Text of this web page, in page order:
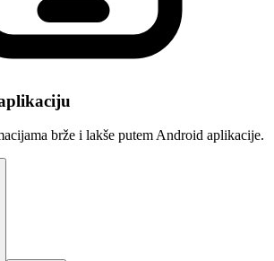
brže i lakše putem Android aplikacije.